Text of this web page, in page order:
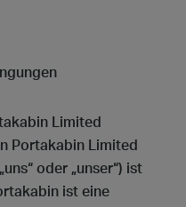
Limited
Portakabin Limited
oder „unser“) ist
ist eine